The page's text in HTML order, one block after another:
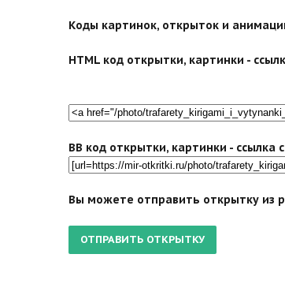
Коды картинок, открыток и
HTML код открытки, картинки -
BB код открытки, картинки -
Вы можете отправить открытку из